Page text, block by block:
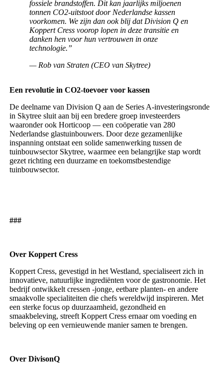
fossiele brandstoffen. Dit kan jaarlijks miljoenen
tonnen CO2-uitstoot door Nederlandse kassen
voorkomen. We zijn dan ook blij dat Division Q en
Koppert Cress voorop lopen in deze transitie en
danken hen voor hun vertrouwen in onze
technologie.”
— Rob van Straten (CEO van Skytree)
Een revolutie in CO2-toevoer voor kassen
De deelname van Division Q aan de Series A-investeringsronde
in Skytree sluit aan bij een bredere groep investeerders
waaronder ook Horticoop — een coöperatie van 280
Nederlandse glastuinbouwers. Door deze gezamenlijke
inspanning ontstaat een solide samenwerking tussen de
tuinbouwsector Skytree, waarmee een belangrijke stap wordt
gezet richting een duurzame en toekomstbestendige
tuinbouwsector.
###
Over Koppert Cress‍
Koppert Cress, gevestigd in het Westland, specialiseert zich in
innovatieve, natuurlijke ingrediënten voor de gastronomie. Het
bedrijf ontwikkelt cressen -jonge, eetbare planten- en andere
smaakvolle specialiteiten die chefs wereldwijd inspireren. Met
een sterke focus op duurzaamheid, gezondheid en
smaakbeleving, streeft Koppert Cress ernaar om voeding en
beleving op een vernieuwende manier samen te brengen.
Over DivisonQ‍